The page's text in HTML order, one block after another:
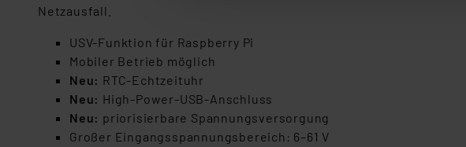
„Einige Drittanbieter verarbeiten
dieser Drittanbieter umfasst daher ggf. auch die
Nähere Infos zu diesen Drittanbietern und zu
Für die USA besteht kein
Datenschutz nach EU-Standards eingestuft
Netzausfall.
USV-Funktion für Raspberry Pi
Mobiler Betrieb möglich
Neu: RTC-Echtzeituhr
Neu: High-Power-USB-Anschluss
Neu: priorisierbare Spannungsversorgung
Großer Eingangsspannungsbereich: 6–61 V